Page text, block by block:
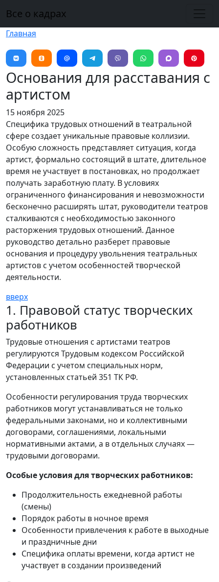
Все о кадрах
Главная
Основания для расставания с
артистом
15 ноября 2025
Специфика трудовых отношений в театральной
сфере создает уникальные правовые коллизии.
Особую сложность представляет ситуация, когда
артист, формально состоящий в штате, длительное
время не участвует в постановках, но продолжает
получать заработную плату. В условиях
ограниченного финансирования и невозможности
бесконечно расширять штат, руководители театров
сталкиваются с необходимостью законного
расторжения трудовых отношений. Данное
руководство детально разберет правовые
основания и процедуру увольнения театральных
артистов с учетом особенностей творческой
деятельности.
вверх
1. Правовой статус творческих
работников
Трудовые отношения с артистами театров
регулируются Трудовым кодексом Российской
Федерации с учетом специальных норм,
установленных статьей 351 ТК РФ.
Особенности регулирования труда творческих
работников могут устанавливаться не только
федеральными законами, но и коллективными
договорами, соглашениями, локальными
нормативными актами, а в отдельных случаях —
трудовыми договорами.
Особые условия для творческих работников:
Продолжительность ежедневной работы
(смены)
Порядок работы в ночное время
Особенности привлечения к работе в выходные
и праздничные дни
Специфика оплаты времени, когда артист не
участвует в создании произведений